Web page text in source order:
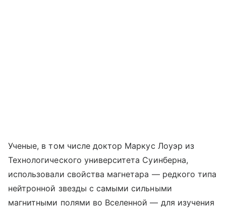
Ученые, в том числе доктор Маркус Лоуэр из
Технологического университета Суинберна,
использовали свойства магнетара — редкого типа
нейтронной звезды с самыми сильными
магнитными полями во Вселенной — для изучения